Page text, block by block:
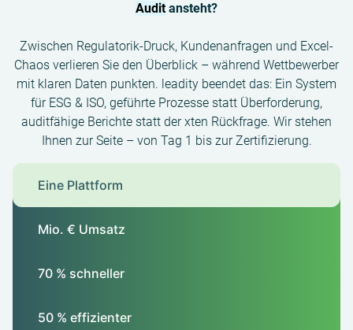
Auditansteht?
Zwischen Regulatorik-Druck, Kundenanfragen und Excel-
Chaos verlieren Sie den Überblick – während Wettbewerber
mit klaren Daten punkten. leadity beendet das: Ein System
für ESG & ISO, geführte Prozesse statt Überforderung,
auditfähige Berichte statt der xten Rückfrage. Wir stehen
Ihnen zur Seite – von Tag 1 bis zur Zertifizierung.
Eine Plattform
Mio. € Umsatz
70 % schneller
50 % effizienter